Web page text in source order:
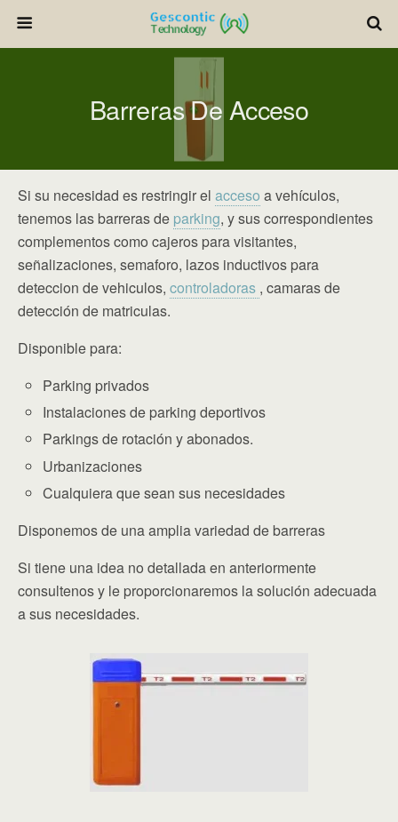
Barreras De Acceso
Si su necesidad es restringir el acceso a vehículos,
tenemos las barreras de parking, y sus correspondientes
complementos como cajeros para visitantes,
señalizaciones, semaforo, lazos inductivos para
deteccion de vehiculos, controladoras , camaras de
detección de matriculas.
Disponible para:
Parking privados
Instalaciones de parking deportivos
Parkings de rotación y abonados.
Urbanizaciones
Cualquiera que sean sus necesidades
Disponemos de una amplia variedad de barreras
Si tiene una idea no detallada en anteriormente
consultenos y le proporcionaremos la solución adecuada
a sus necesidades.